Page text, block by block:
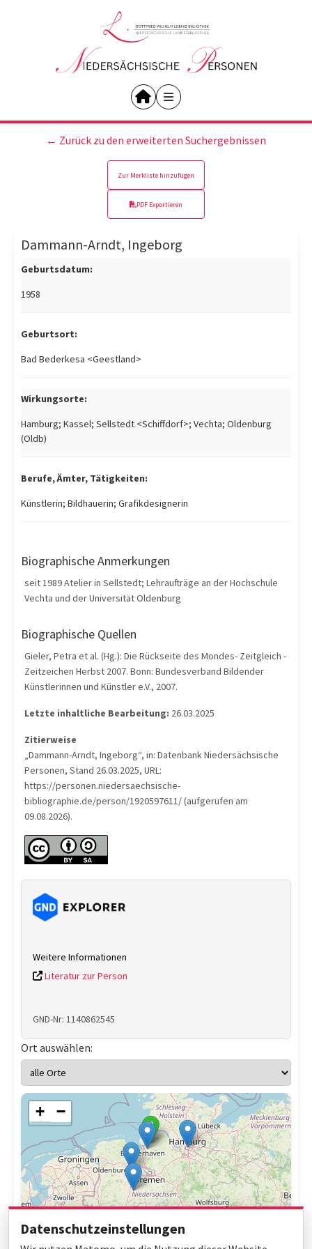
← Zurück zu den erweiterten Suchergebnissen
Zur Merkliste hinzufügen
PDF Exportieren
Dammann-Arndt, Ingeborg
Geburtsdatum:
1958
Geburtsort:
Bad Bederkesa <Geestland>
Wirkungsorte:
Hamburg; Kassel; Sellstedt <Schiffdorf>; Vechta; Oldenburg
(Oldb)
Berufe, Ämter, Tätigkeiten:
Künstlerin; Bildhauerin; Grafikdesignerin
Biographische Anmerkungen
seit 1989 Atelier in Sellstedt; Lehraufträge an der Hochschule
Vechta und der Universität Oldenburg
Biographische Quellen
Gieler, Petra et al. (Hg.): Die Rückseite des Mondes- Zeitgleich -
Zeitzeichen Herbst 2007. Bonn: Bundesverband Bildender
Künstlerinnen und Künstler e.V., 2007.
Letzte inhaltliche Bearbeitung: 26.03.2025
Zitierweise
„Dammann-Arndt, Ingeborg“, in: Datenbank Niedersächsische
Personen, Stand 26.03.2025, URL:
https://personen.niedersaechsische-
bibliographie.de/person/1920597611/ (aufgerufen am
09.08.2026).
Weitere Informationen
Literatur zur Person
GND-Nr: 1140862545
Ort auswählen:
+ −
Datenschutzeinstellungen